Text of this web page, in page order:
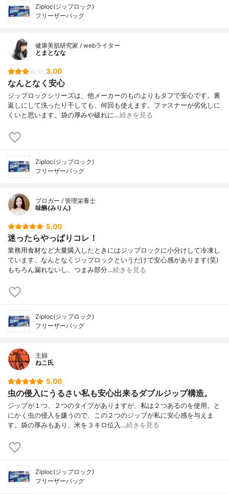
Ziploc(ジップロック)
フリーザーバッグ
健康美肌研究家 / webライター
とまとなな
3.00
なんとなく安心
ジップロックシリーズは、他メーカーのものよりもタフで安心です。裏
返しにして洗ったり干しても、何回も使えます。ファスナーが劣化しに
くいと思います。袋の厚みや破れに…続きを見る
Ziploc(ジップロック)
フリーザーバッグ
ブロガー / 管理栄養士
味醂(みりん)
5.00
迷ったらやっぱりコレ！
業務用食材など大量購入したときにはジップロックに小分けして冷凍し
ています。なんとなくジップロックというだけで安心感があります(笑)
もちろん漏れないし、つまみ部分…続きを見る
Ziploc(ジップロック)
フリーザーバッグ
主婦
ねこ氏
5.00
虫の侵入にうるさい私も安心出来るダブルジップ構造。
ジップが１つ、２つのタイプがありますが、私は２つあるのを使用。と
にかく虫の侵入を嫌うので、この２つのジップが私に安心感を与えま
す。袋の厚みもあり、米を３キロ位入…続きを見る
Ziploc(ジップロック)
フリーザーバッグ